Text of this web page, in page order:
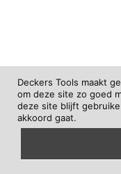
Deckers Tools maakt
om deze site zo goed
deze site blijft
akkoord gaat.